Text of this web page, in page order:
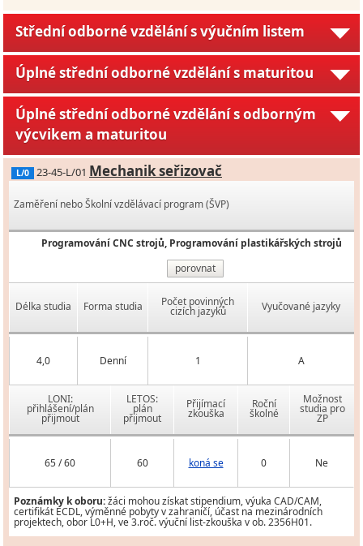
Střední odborné vzdělání s výučním listem
Úplné střední odborné vzdělání s maturitou
Úplné střední odborné vzdělání s odborným
výcvikem a maturitou
L/0 23-45-L/01 Mechanik seřizovač
Zaměření nebo Školní vzdělávací program (ŠVP)
Programování CNC strojů, Programování plastikářských strojů
porovnat
Délka studia Forma studia Počet povinných
cizích jazyků Vyučované jazyky
4,0 Denní 1 A
LONI:
přihlášení/plán
přijmout
LETOS:
plán
přijmout
Přijímací
zkouška
Roční
školné
Možnost
studia pro
ZP
65 / 60 60 koná se 0 Ne
Poznámky k oboru:žáci mohou získat stipendium, výuka CAD/CAM,
certifikát ECDL, výměnné pobyty v zahraničí, účast na mezinárodních
projektech, obor L0+H, ve 3.roč. výuční list-zkouška v ob. 2356H01.